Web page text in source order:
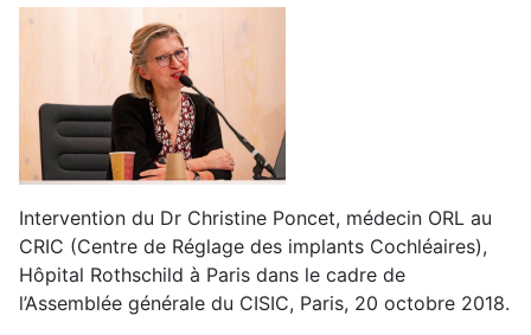
Intervention du Dr Christine Poncet, médecin ORL au
CRIC (Centre de Réglage des implants Cochléaires),
Hôpital Rothschild à Paris dans le cadre de
l’Assemblée générale du CISIC, Paris, 20 octobre 2018.